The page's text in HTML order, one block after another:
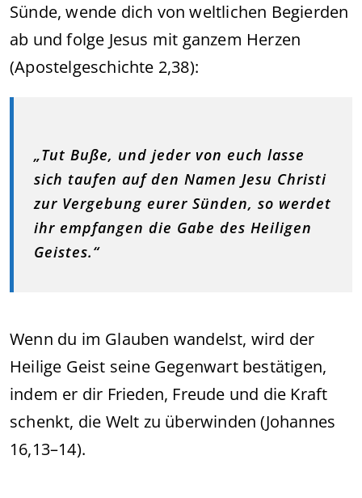
Sünde, wende dich von weltlichen Begierden
ab und folge Jesus mit ganzem Herzen
(Apostelgeschichte 2,38):
„Tut Buße, und jeder von euch lasse
sich taufen auf den Namen Jesu Christi
zur Vergebung eurer Sünden, so werdet
ihr empfangen die Gabe des Heiligen
Geistes.“
Wenn du im Glauben wandelst, wird der
Heilige Geist seine Gegenwart bestätigen,
indem er dir Frieden, Freude und die Kraft
schenkt, die Welt zu überwinden (Johannes
16,13–14).